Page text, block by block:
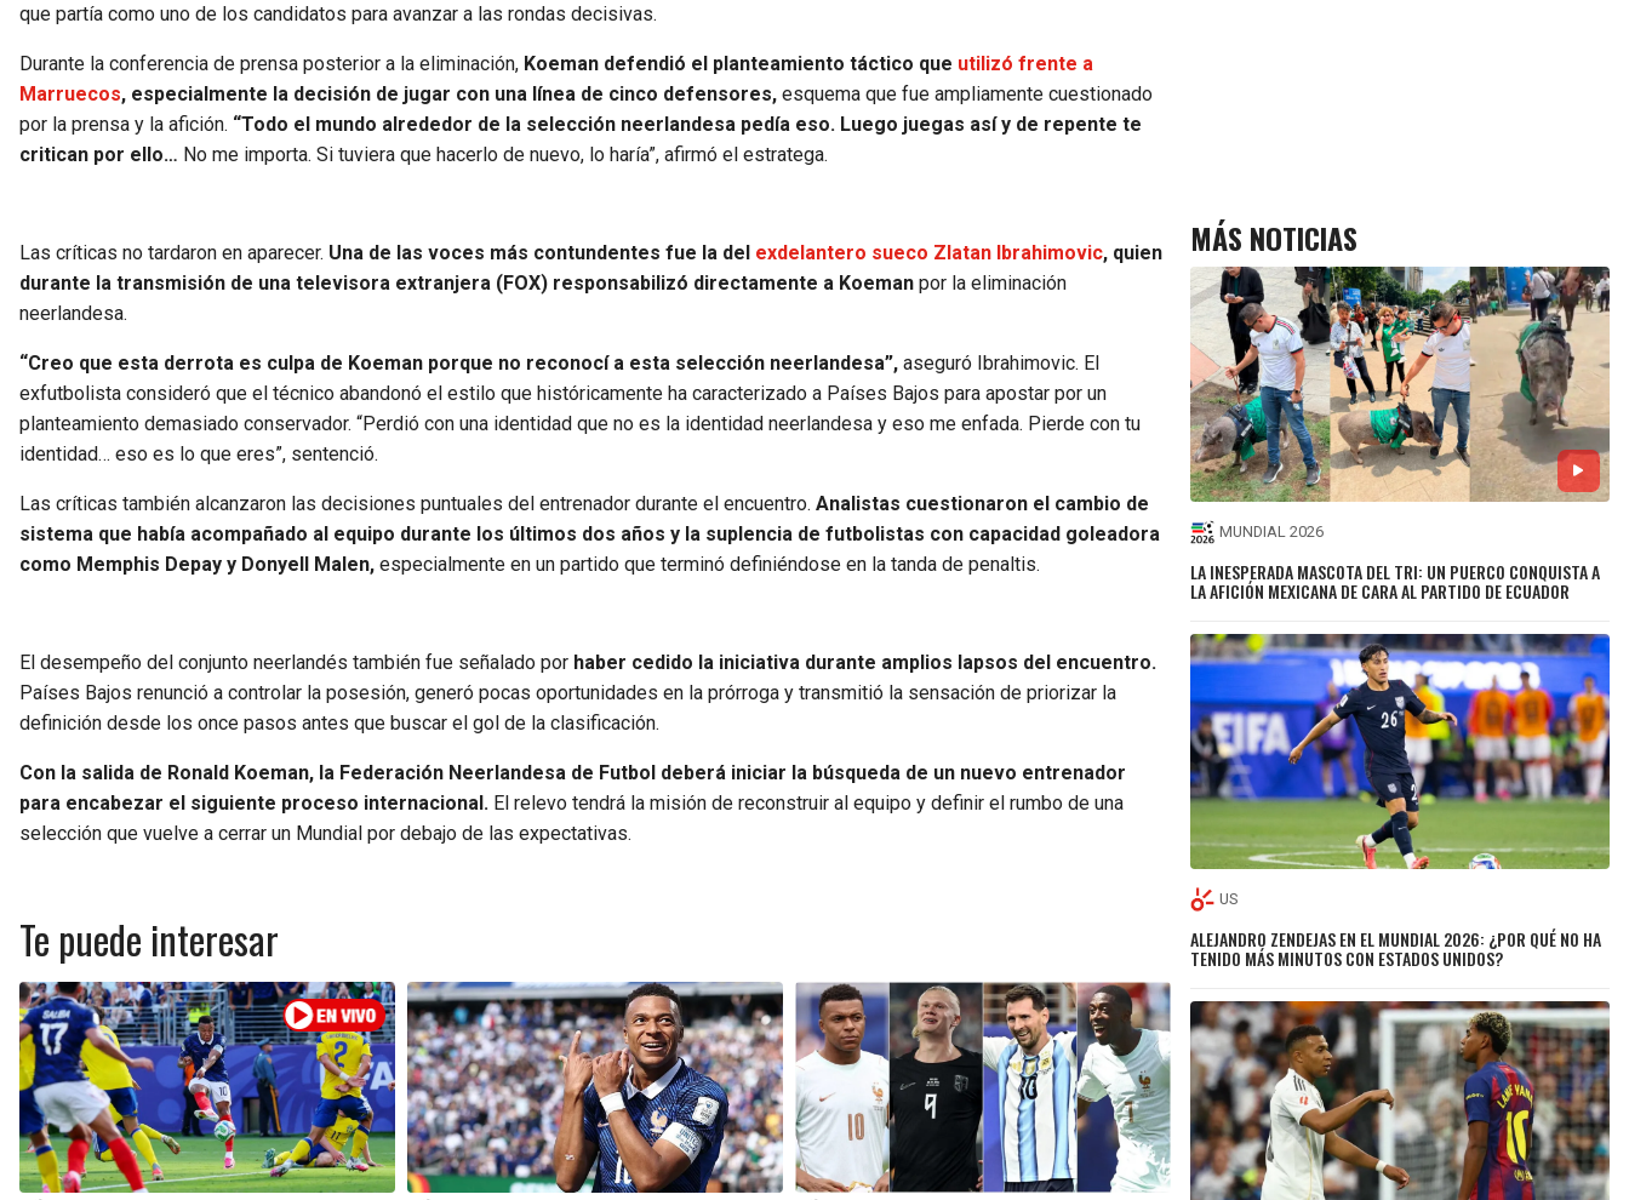
que partía como uno de los candidatos para avanzar a las rondas decisivas.
Durante la conferencia de prensa posterior a la eliminación, Koeman defendió el planteamiento táctico que utilizó frente a
Marruecos, especialmente la decisión de jugar con una línea de cinco defensores, esquema que fue ampliamente cuestionado
por la prensa y la afición. “Todo el mundo alrededor de la selección neerlandesa pedía eso. Luego juegas así y de repente te
critican por ello… No me importa. Si tuviera que hacerlo de nuevo, lo haría”, afirmó el estratega.
Las críticas no tardaron en aparecer. Una de las voces más contundentes fue la del exdelantero sueco Zlatan Ibrahimovic, quien
durante la transmisión de una televisora extranjera (FOX) responsabilizó directamente a Koeman por la eliminación
neerlandesa.
“Creo que esta derrota es culpa de Koeman porque no reconocí a esta selección neerlandesa”, aseguró Ibrahimovic. El
exfutbolista consideró que el técnico abandonó el estilo que históricamente ha caracterizado a Países Bajos para apostar por un
planteamiento demasiado conservador. “Perdió con una identidad que no es la identidad neerlandesa y eso me enfada. Pierde con tu
identidad… eso es lo que eres”, sentenció.
Las críticas también alcanzaron las decisiones puntuales del entrenador durante el encuentro. Analistas cuestionaron el cambio de
sistema que había acompañado al equipo durante los últimos dos años y la suplencia de futbolistas con capacidad goleadora
como Memphis Depay y Donyell Malen, especialmente en un partido que terminó definiéndose en la tanda de penaltis.
El desempeño del conjunto neerlandés también fue señalado por haber cedido la iniciativa durante amplios lapsos del encuentro.
Países Bajos renunció a controlar la posesión, generó pocas oportunidades en la prórroga y transmitió la sensación de priorizar la
definición desde los once pasos antes que buscar el gol de la clasificación.
Con la salida de Ronald Koeman, la Federación Neerlandesa de Futbol deberá iniciar la búsqueda de un nuevo entrenador
para encabezar el siguiente proceso internacional. El relevo tendrá la misión de reconstruir al equipo y definir el rumbo de una
selección que vuelve a cerrar un Mundial por debajo de las expectativas.
Te puede interesar
MÁS NOTICIAS
MUNDIAL 2026
LA INESPERADA MASCOTA DEL TRI: UN PUERCO CONQUISTA A
LA AFICIÓN MEXICANA DE CARA AL PARTIDO DE ECUADOR
US
ALEJANDRO ZENDEJAS EN EL MUNDIAL 2026: ¿POR QUÉ NO HA
TENIDO MÁS MINUTOS CON ESTADOS UNIDOS?